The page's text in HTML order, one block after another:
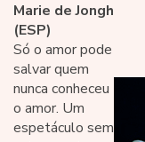
Marie de Jongh
(ESP)
Só o amor pode
salvar quem
nunca conheceu
o amor. Um
espetáculo sem